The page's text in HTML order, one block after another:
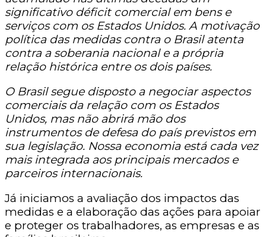
significativo déficit comercial em bens e
serviços com os Estados Unidos. A motivação
política das medidas contra o Brasil atenta
contra a soberania nacional e a própria
relação histórica entre os dois países.
O Brasil segue disposto a negociar aspectos
comerciais da relação com os Estados
Unidos, mas não abrirá mão dos
instrumentos de defesa do país previstos em
sua legislação. Nossa economia está cada vez
mais integrada aos principais mercados e
parceiros internacionais.
Já iniciamos a avaliação dos impactos das
medidas e a elaboração das ações para apoiar
e proteger os trabalhadores, as empresas e as